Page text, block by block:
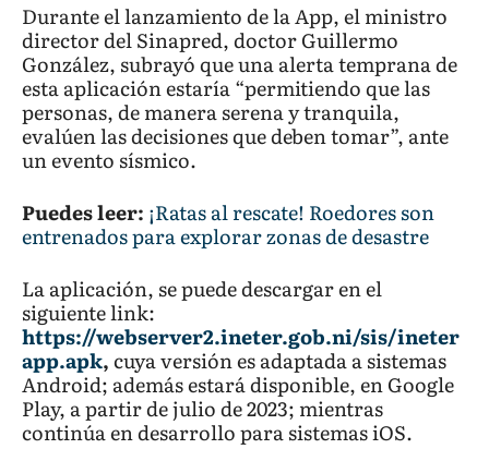
Durante el lanzamiento de la App, el ministro
director del Sinapred, doctor Guillermo
González, subrayó que una alerta temprana de
esta aplicación estaría “permitiendo que las
personas, de manera serena y tranquila,
evalúen las decisiones que deben tomar”, ante
un evento sísmico.
Puedes leer: ¡Ratas al rescate! Roedores son
entrenados para explorar zonas de desastre
La aplicación, se puede descargar en el
siguiente link:
https://webserver2.ineter.gob.ni/sis/ineter
app.apk,cuya versión es adaptada a sistemas
Android; además estará disponible, en Google
Play, a partir de julio de 2023; mientras
continúa en desarrollo para sistemas iOS.